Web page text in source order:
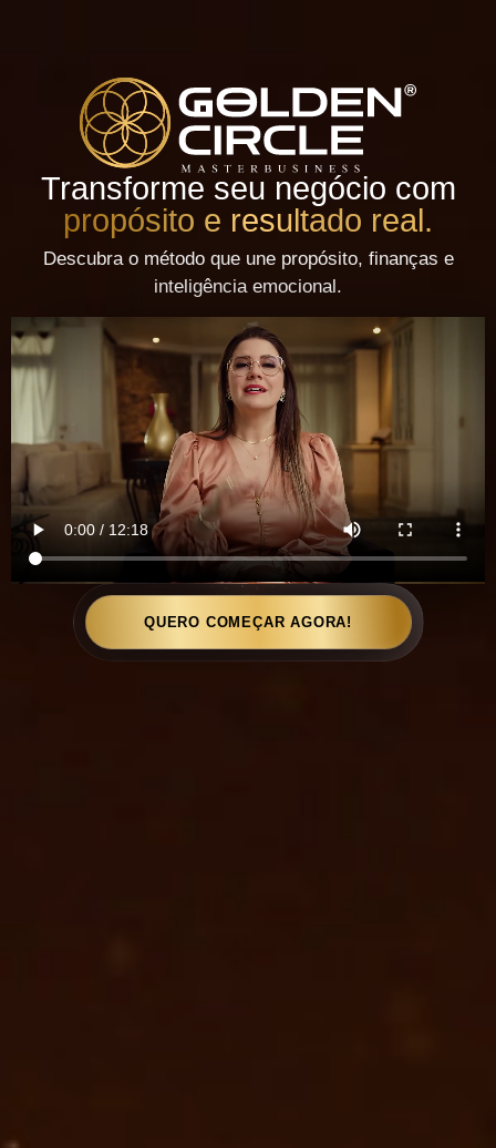
Transforme seu negócio com
propósito e resultado real.
Descubra o método que une propósito, finanças e
inteligência emocional.
QUERO COMEÇAR AGORA!